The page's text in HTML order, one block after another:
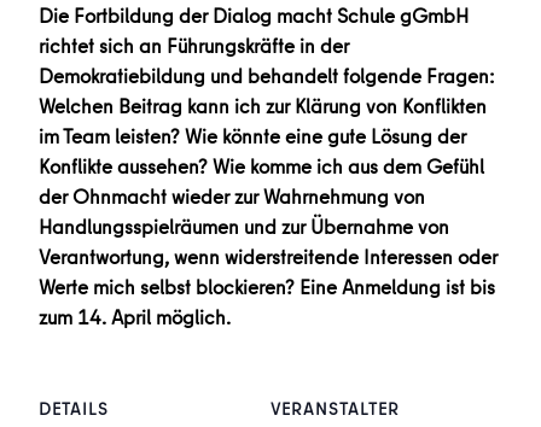
Die Fortbildung der Dialog macht Schule gGmbH
richtet sich an Führungskräfte in der
Demokratiebildung und behandelt folgende Fragen:
Welchen Beitrag kann ich zur Klärung von Konflikten
im Team leisten? Wie könnte eine gute Lösung der
Konflikte aussehen? Wie komme ich aus dem Gefühl
der Ohnmacht wieder zur Wahrnehmung von
Handlungsspielräumen und zur Übernahme von
Verantwortung, wenn widerstreitende Interessen oder
Werte mich selbst blockieren? Eine Anmeldung ist bis
zum 14. April möglich.
DETAILS
VERANSTALTER